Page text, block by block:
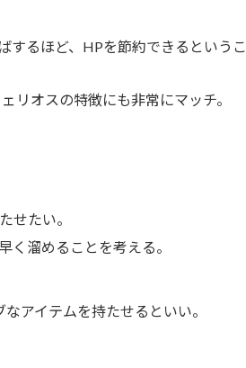
するほど、HPを節約できるというこ
リオスの特徴にも非常にマッチ。
せたい。
く溜めることを考える。
アイテムを持たせるといい。